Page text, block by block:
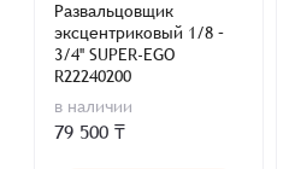
Развальцовщик
эксцентриковый 1/8 –
3/4'' SUPER-EGO
R22240200
в наличии
79 500 ₸